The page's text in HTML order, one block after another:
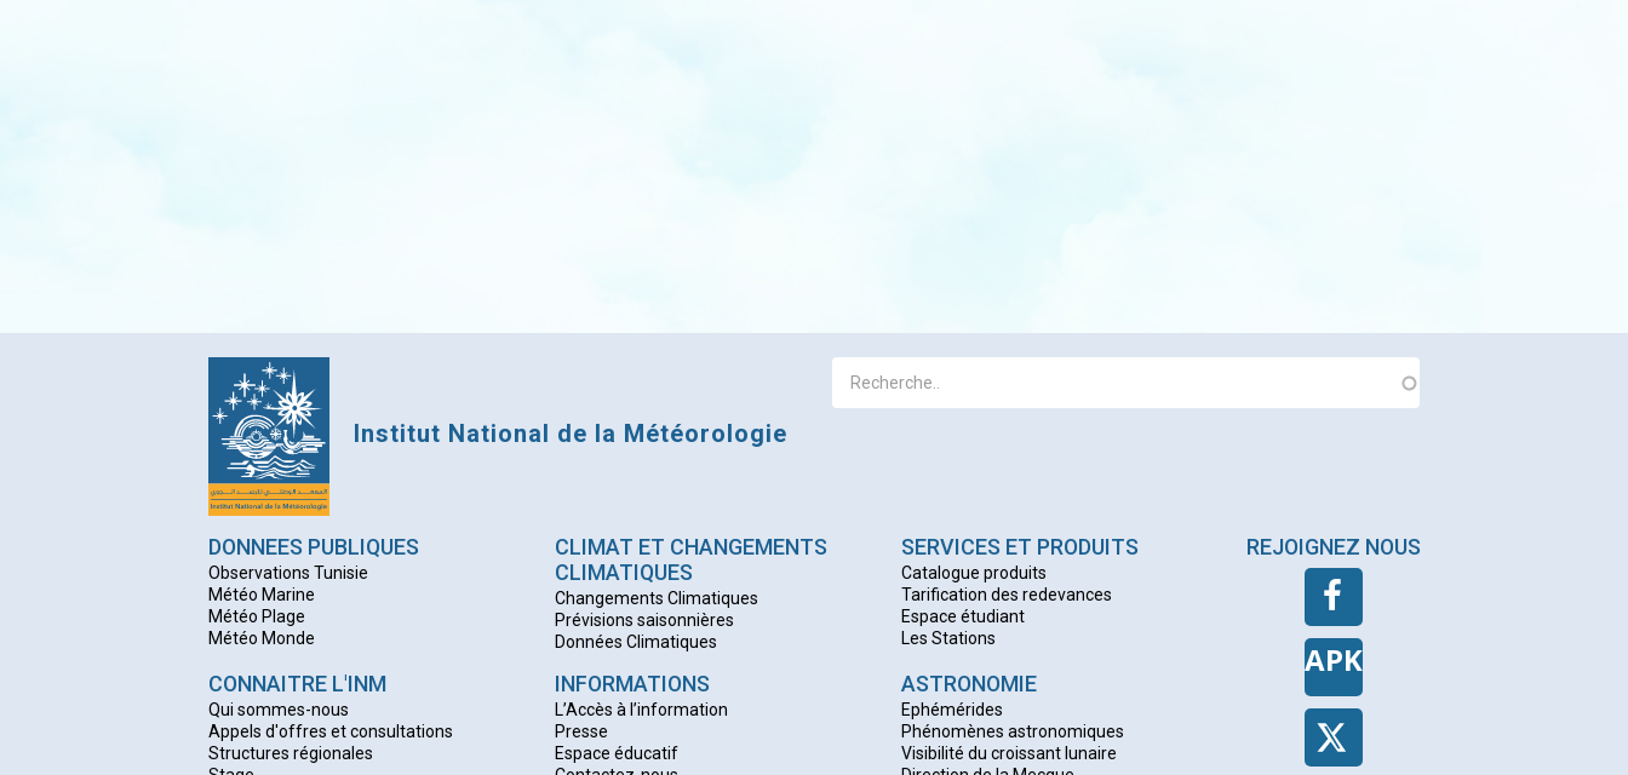
Institut National de la Météorologie
DONNEES PUBLIQUES
Observations Tunisie
Météo Marine
Météo Plage
Météo Monde
CLIMAT ET CHANGEMENTS
CLIMATIQUES
Changements Climatiques
Prévisions saisonnières
Données Climatiques
SERVICES ET PRODUITS
Catalogue produits
Tarification des redevances
Espace étudiant
Les Stations
CONNAITRE L'INM
Qui sommes-nous
Appels d'offres et consultations
Structures régionales
INFORMATIONS
L’Accès à l’information
Presse
Espace éducatif
ASTRONOMIE
Ephémérides
Phénomènes astronomiques
Visibilité du croissant lunaire
REJOIGNEZ NOUS
APK